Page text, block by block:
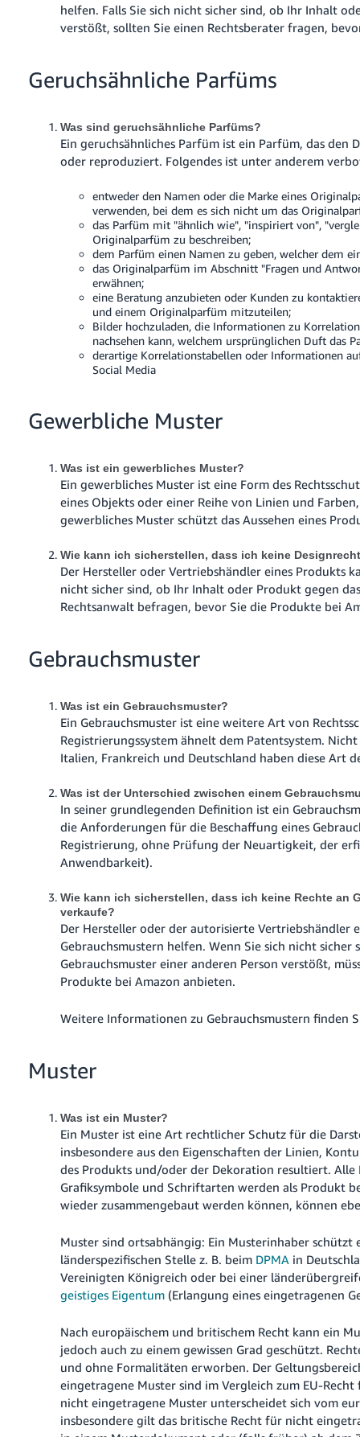
helfen. Falls Sie sich nicht sicher sind, ob Ihr Inhalt
verstößt, sollten Sie einen Rechtsberater fragen,
Geruchsähnliche Parfüms
Was sind geruchsähnliche Parfüms?
Ein geruchsähnliches Parfüm ist ein Parfüm, das
oder reproduziert. Folgendes ist unter anderem
entweder den Namen oder die Marke eines
verwenden, bei dem es sich nicht um das
das Parfüm mit "ähnlich wie", "inspiriert von",
Originalparfüm zu beschreiben;
dem Parfüm einen Namen zu geben, welcher dem
das Originalparfüm im Abschnitt "Fragen und
erwähnen;
eine Beratung anzubieten oder Kunden zu
und einem Originalparfüm mitzuteilen;
Bilder hochzuladen, die Informationen zu
nachsehen kann, welchem ursprünglichen Duft das
derartige Korrelationstabellen oder Informationen
Social Media
Gewerbliche Muster
Was ist ein gewerbliches Muster?
Ein gewerbliches Muster ist eine Form des
eines Objekts oder einer Reihe von Linien und
gewerbliches Muster schützt das Aussehen eines
Wie kann ich sicherstellen, dass ich keine
Der Hersteller oder Vertriebshändler eines Produkts
nicht sicher sind, ob Ihr Inhalt oder Produkt gegen
Rechtsanwalt befragen, bevor Sie die Produkte bei
Gebrauchsmuster
Was ist ein Gebrauchsmuster?
Ein Gebrauchsmuster ist eine weitere Art von
Registrierungssystem ähnelt dem Patentsystem.
Italien, Frankreich und Deutschland haben diese Art
Was ist der Unterschied zwischen einem
In seiner grundlegenden Definition ist ein
die Anforderungen für die Beschaffung eines
Registrierung, ohne Prüfung der Neuartigkeit, der
Anwendbarkeit).
Wie kann ich sicherstellen, dass ich keine Rechte an
verkaufe?
Der Hersteller oder der autorisierte Vertriebshändler
Gebrauchsmustern helfen. Wenn Sie sich nicht
Gebrauchsmuster einer anderen Person verstößt,
Produkte bei Amazon anbieten.
Weitere Informationen zu Gebrauchsmustern finden
Muster
Was ist ein Muster?
Ein Muster ist eine Art rechtlicher Schutz für die
insbesondere aus den Eigenschaften der Linien,
des Produkts und/oder der Dekoration resultiert.
Grafiksymbole und Schriftarten werden als Produkt
wieder zusammengebaut werden können, können
Muster sind ortsabhängig: Ein Musterinhaber
länderspezifischen Stelle z. B. beim DPMA in
Vereinigten Königreich oder bei einer
geistiges Eigentum (Erlangung eines eingetragenen
Nach europäischem und britischem Recht kann ein
jedoch auch zu einem gewissen Grad geschützt.
und ohne Formalitäten erworben. Der
eingetragene Muster sind im Vergleich zum EU-
nicht eingetragene Muster unterscheidet sich vom
insbesondere gilt das britische Recht für nicht